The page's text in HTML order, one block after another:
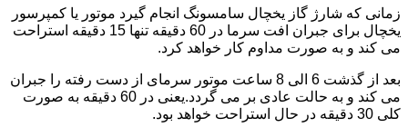
زمانی که شارژ گاز یخچال سامسونگ انجام گیرد موتور یا کمپرسور
یخچال برای جبران افت سرما در 60 دقیقه تنها 15 دقیقه استراحت
می کند و به صورت مداوم کار خواهد کرد.
بعد از گذشت 6 الی 8 ساعت موتور سرمای از دست رفته را جبران
می کند و به حالت عادی بر می گردد.یعنی در 60 دقیقه به صورت
کلی 30 دقیقه در حال استراحت خواهد بود.